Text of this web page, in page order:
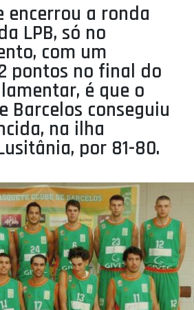
encerrou a ronda
LPB, só no
com um
pontos no final do
é que o
Barcelos conseguiu
na ilha
por 81-80.